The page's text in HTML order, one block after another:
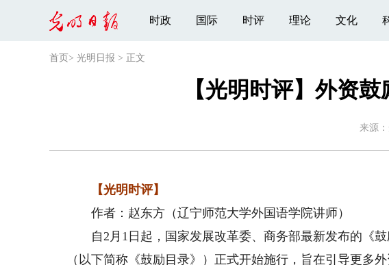
时政 国际 时评 理论 文化
首页 > 光明日报 > 正文
【光明时评】外资
来源：
【光明时评】
作者：赵东方（辽宁师范大学外国语学院讲师）
自2月1日起，国家发展改革委、商务部最新发布的《鼓
（以下简称《鼓励目录》）正式开始施行，旨在引导更多